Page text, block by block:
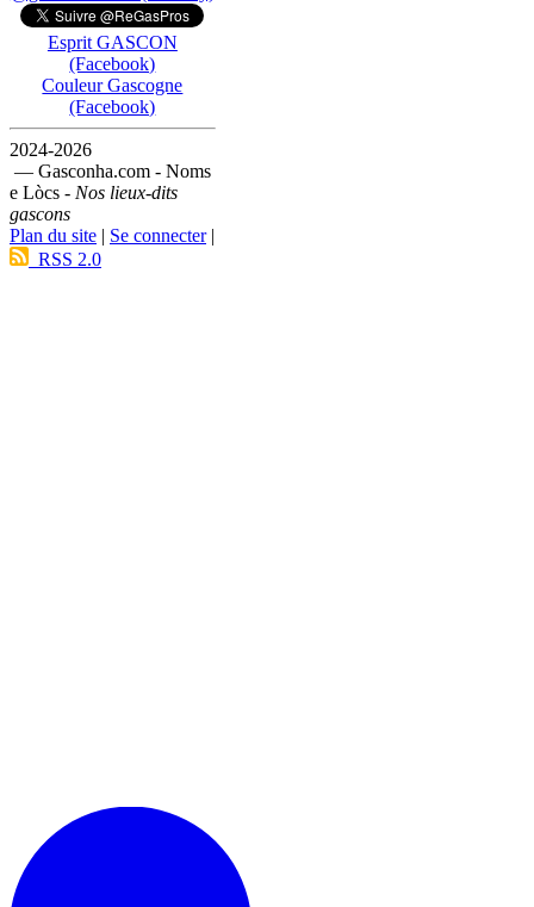
Esprit GASCON
(Facebook)
Couleur Gascogne
(Facebook)
2024-2026
— Gasconha.com - Noms
e Lòcs - Nos lieux-dits
gascons
Plan du site | Se connecter|
RSS 2.0